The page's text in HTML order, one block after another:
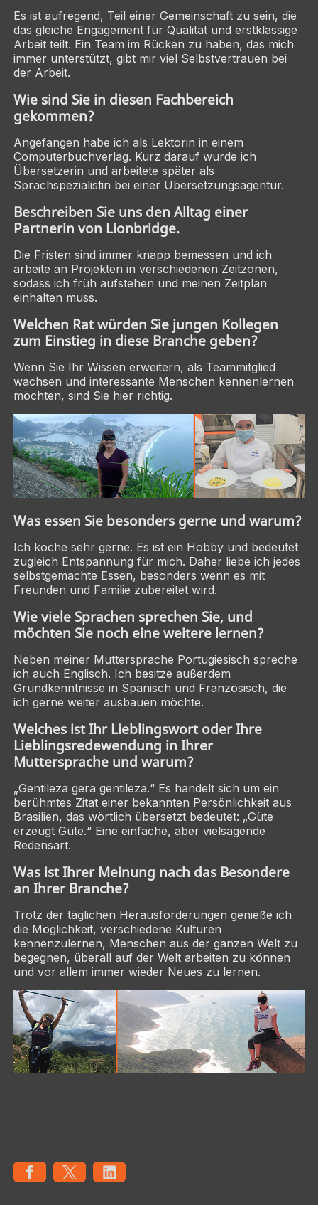
Es ist aufregend, Teil einer Gemeinschaft zu sein, die
das gleiche Engagement für Qualität und erstklassige
Arbeit teilt. Ein Team im Rücken zu haben, das mich
immer unterstützt, gibt mir viel Selbstvertrauen bei
der Arbeit.
Wie sind Sie in diesen Fachbereich
gekommen?
Angefangen habe ich als Lektorin in einem
Computerbuchverlag. Kurz darauf wurde ich
Übersetzerin und arbeitete später als
Sprachspezialistin bei einer Übersetzungsagentur.
Beschreiben Sie uns den Alltag einer
Partnerin von Lionbridge.
Die Fristen sind immer knapp bemessen und ich
arbeite an Projekten in verschiedenen Zeitzonen,
sodass ich früh aufstehen und meinen Zeitplan
einhalten muss.
Welchen Rat würden Sie jungen Kollegen
zum Einstieg in diese Branche geben?
Wenn Sie Ihr Wissen erweitern, als Teammitglied
wachsen und interessante Menschen kennenlernen
möchten, sind Sie hier richtig.
Was essen Sie besonders gerne und warum?
Ich koche sehr gerne. Es ist ein Hobby und bedeutet
zugleich Entspannung für mich. Daher liebe ich jedes
selbstgemachte Essen, besonders wenn es mit
Freunden und Familie zubereitet wird.
Wie viele Sprachen sprechen Sie, und
möchten Sie noch eine weitere lernen?
Neben meiner Muttersprache Portugiesisch spreche
ich auch Englisch. Ich besitze außerdem
Grundkenntnisse in Spanisch und Französisch, die
ich gerne weiter ausbauen möchte.
Welches ist Ihr Lieblingswort oder Ihre
Lieblingsredewendung in Ihrer
Muttersprache und warum?
„Gentileza gera gentileza.“ Es handelt sich um ein
berühmtes Zitat einer bekannten Persönlichkeit aus
Brasilien, das wörtlich übersetzt bedeutet: „Güte
erzeugt Güte.“ Eine einfache, aber vielsagende
Redensart.
Was ist Ihrer Meinung nach das Besondere
an Ihrer Branche?
Trotz der täglichen Herausforderungen genieße ich
die Möglichkeit, verschiedene Kulturen
kennenzulernen, Menschen aus der ganzen Welt zu
begegnen, überall auf der Welt arbeiten zu können
und vor allem immer wieder Neues zu lernen.